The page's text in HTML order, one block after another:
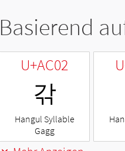
Basierend
U+AC02
갂
Hangul Syllable
Gagg